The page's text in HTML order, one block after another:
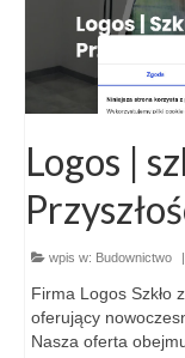
Logos |
wpis w: Budownictwo |
Firma Logos Szkło
oferujący
Nasza oferta